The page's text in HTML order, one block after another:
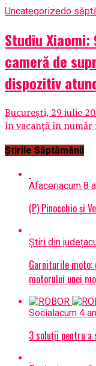
Uncategorizedo
Studiu Xiaomi:
cameră de
dispozitiv
București, 29 iulie
în vacanță în număr
Știrile Săptămânii
Afaceriacum 8
(P) Pinocchio și
Știri din județ
Garniturile moto:
motorului unei
Social acum 4
3 soluții pentru a